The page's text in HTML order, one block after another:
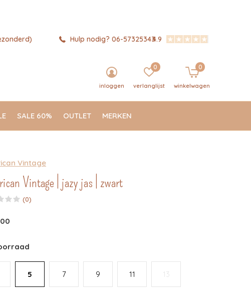
SALE 60% OUTLET MERKEN
inloggen verlanglijst
0
winkelwagen
0
Hulp nodig? 06-573253434.9
Vintage
Vintage | jazy jas | zwart
(0)
5 7 9 11 13